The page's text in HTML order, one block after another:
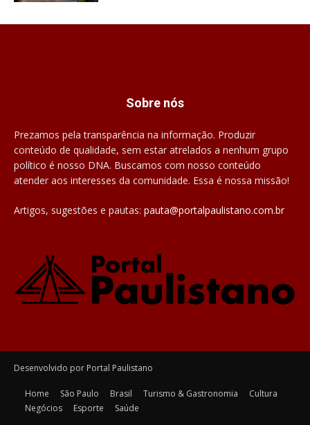
Sobre nós
Prezamos pela transparência na informação. Produzir
conteúdo de qualidade, sem estar atrelados a nenhum grupo
político é nosso DNA. Buscamos com nosso conteúdo
atender aos interesses da comunidade. Essa é nossa missão!
Artigos, sugestões e pautas: pauta@portalpaulistano.com.br
Desenvolvido por Portal Paulistano
Home São Paulo Brasil Turismo & Gastronomia
Cultura
Negócios
Esporte Saúde